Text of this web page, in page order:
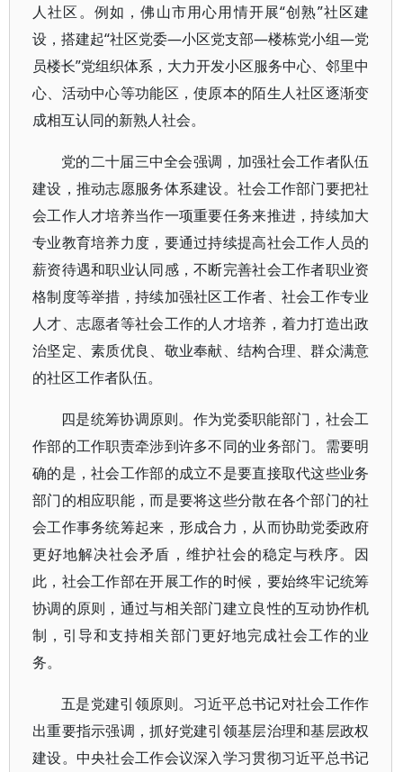
人社区。例如，佛山市用心用情开展“创熟”社区建
设，搭建起“社区党委—小区党支部—楼栋党小组—党
员楼长”党组织体系，大力开发小区服务中心、邻里中
心、活动中心等功能区，使原本的陌生人社区逐渐变
成相互认同的新熟人社会。
党的二十届三中全会强调，加强社会工作者队伍
建设，推动志愿服务体系建设。社会工作部门要把社
会工作人才培养当作一项重要任务来推进，持续加大
专业教育培养力度，要通过持续提高社会工作人员的
薪资待遇和职业认同感，不断完善社会工作者职业资
格制度等举措，持续加强社区工作者、社会工作专业
人才、志愿者等社会工作的人才培养，着力打造出政
治坚定、素质优良、敬业奉献、结构合理、群众满意
的社区工作者队伍。
四是统筹协调原则。作为党委职能部门，社会工
作部的工作职责牵涉到许多不同的业务部门。需要明
确的是，社会工作部的成立不是要直接取代这些业务
部门的相应职能，而是要将这些分散在各个部门的社
会工作事务统筹起来，形成合力，从而协助党委政府
更好地解决社会矛盾，维护社会的稳定与秩序。因
此，社会工作部在开展工作的时候，要始终牢记统筹
协调的原则，通过与相关部门建立良性的互动协作机
制，引导和支持相关部门更好地完成社会工作的业
务。
五是党建引领原则。习近平总书记对社会工作作
出重要指示强调，抓好党建引领基层治理和基层政权
建设。中央社会工作会议深入学习贯彻习近平总书记